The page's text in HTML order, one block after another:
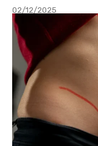
02/12/2025